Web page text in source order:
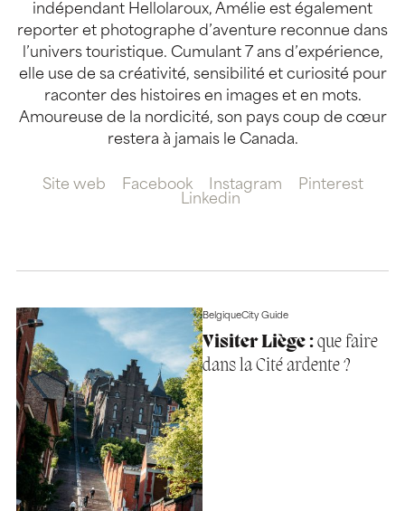
indépendant Hellolaroux, Amélie est également
reporter et photographe d’aventure reconnue dans
l’univers touristique. Cumulant 7 ans d’expérience,
elle use de sa créativité, sensibilité et curiosité pour
raconter des histoires en images et en mots.
Amoureuse de la nordicité, son pays coup de cœur
restera à jamais le Canada.
Site web Facebook Instagram
Pinterest
Linkedin
BelgiqueCity Guide
Visiter Liège :que faire
dans la Cité ardente ?